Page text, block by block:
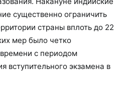
существенно ограничить
страны вплоть до 22
мер было четко
с периодом
вступительного экзамена в